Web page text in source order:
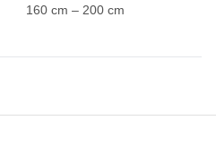
160 cm – 200 cm